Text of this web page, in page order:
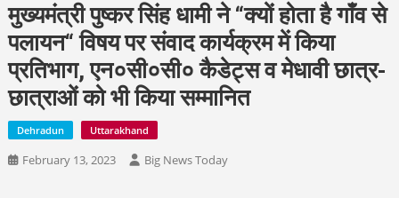
मुख्यमंत्री पुष्कर सिंह धामी ने “क्यों होता है गाँव से
पलायन“ विषय पर संवाद कार्यक्रम में किया
प्रतिभाग, एन०सी०सी० कैडेट्स व मेधावी छात्र-
छात्राओं को भी किया सम्मानित
Dehradun Uttarakhand
February 13, 2023 Big News Today